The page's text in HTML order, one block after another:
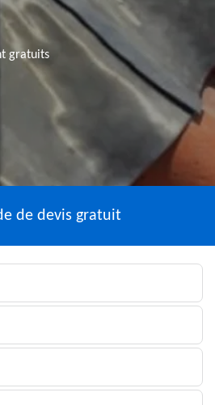
gratuits
de devis gratuit